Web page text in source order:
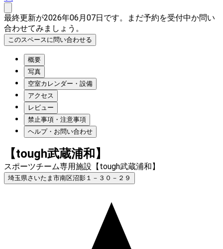
最終更新が2026年06月07日です。まだ予約を受付中か問い
合わせてみましょう。
このスペースに問い合わせる
概要
写真
空室カレンダー・設備
アクセス
レビュー
禁止事項・注意事項
ヘルプ・お問い合わせ
【tough武蔵浦和】
スポーツチーム専用施設【tough武蔵浦和】
埼玉県さいたま市南区沼影１－３０－２９